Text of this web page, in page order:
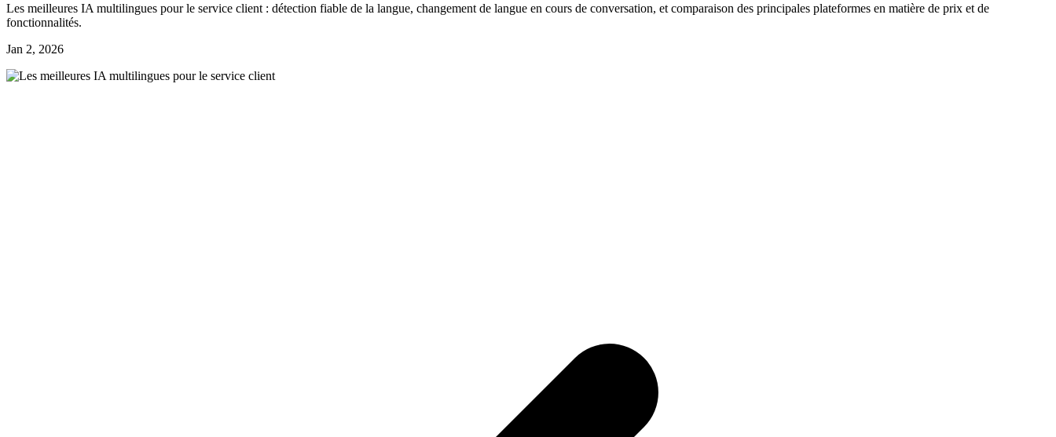
Les meilleures IA multilingues pour le service client : détection fiable de la langue, changement de langue en cours de conversation, et comparaison des principales plateformes en matière de prix et de
fonctionnalités.
Jan 2, 2026